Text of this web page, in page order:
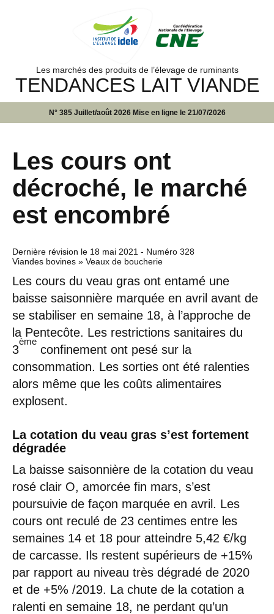
Les marchés des produits de l’élevage de ruminants
TENDANCES LAIT VIANDE
N° 385 Juillet/août 2026 Mise en ligne le 21/07/2026
Les cours ont
décroché, le marché
est encombré
Dernière révision le 18 mai 2021 - Numéro 328
Viandes bovines » Veaux de boucherie
Les cours du veau gras ont entamé une
baisse saisonnière marquée en avril avant de
se stabiliser en semaine 18, à l’approche de
la Pentecôte. Les restrictions sanitaires du
3
ème
confinement ont pesé sur la
consommation. Les sorties ont été ralenties
alors même que les coûts alimentaires
explosent.
La cotation du veau gras s’est fortement
dégradée
La baisse saisonnière de la cotation du veau
rosé clair O, amorcée fin mars, s’est
poursuivie de façon marquée en avril. Les
cours ont reculé de 23 centimes entre les
semaines 14 et 18 pour atteindre 5,42 €/kg
de carcasse. Ils restent supérieurs de +15%
par rapport au niveau très dégradé de 2020
et de +5% /2019. La chute de la cotation a
ralenti en semaine 18, ne perdant qu’un